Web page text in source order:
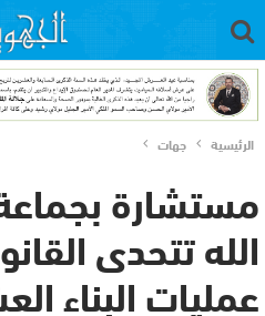
الرئيسية جهات
مستشارة
الله تتحدى
عمليات البناء